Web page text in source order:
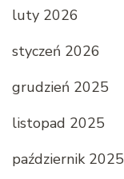
luty 2026
styczeń 2026
grudzień 2025
listopad 2025
październik 2025